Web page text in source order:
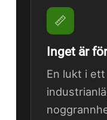
📏
Inget är
En lukt i